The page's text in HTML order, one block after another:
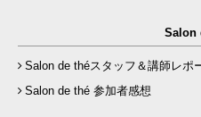
Salon
Salon de théスタッフ＆講師レポ
Salon de thé 参加者感想